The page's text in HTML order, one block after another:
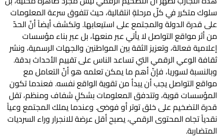
سلوك متكرر في كلّ مرحلةٍ انتقالية، حيث تتفوق سرعة المعلومات
على قدرة الدولة والمجتمع على استيعابها. وتكشف أيضاً أنّ الحدّ
من أثر مواقع التواصل لا يأتي عبر منعها، بل عبر بناء مؤسسات
إعلامية فعالة، وتعزيز الثقة بين المواطنين والجهات الرسمية، ونشر
ثقافة الوعي الرقمي التي تساعد الناس على تقييم الأحداث بدقة.
وبالنسبة لسوريا، فإنّ أهم ما يمكن تعلمه هو أنّ التعامل مع
مواقع التواصل يجب أن يبدأ من تقوية الواقع نفسه. فعندما تكون
المؤسسات قوية، وتتدفق المعلومات بشكلٍ شفاف ومنظم، تقل
قدرة التضخيم على خلق توتر أو فوضى. وعندما يملك المجتمع وعياً
نقدياً تجاه المحتوى الرقمي، يصبح أقل عرضة للانجرار وراء السرديات
المتضاربة.